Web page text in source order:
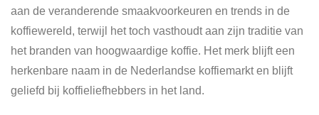
aan de veranderende smaakvoorkeuren en trends in de
koffiewereld, terwijl het toch vasthoudt aan zijn traditie van
het branden van hoogwaardige koffie. Het merk blijft een
herkenbare naam in de Nederlandse koffiemarkt en blijft
geliefd bij koffieliefhebbers in het land.